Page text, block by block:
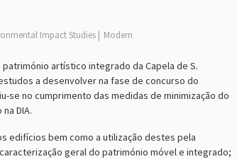
Impact Studies Modern
artístico integrado da Capela de S.
a desenvolver na fase de concurso do
se no cumprimento das medidas de minimização do
DIA.
edifícios bem como a utilização destes pela
geral do património móvel e integrado;